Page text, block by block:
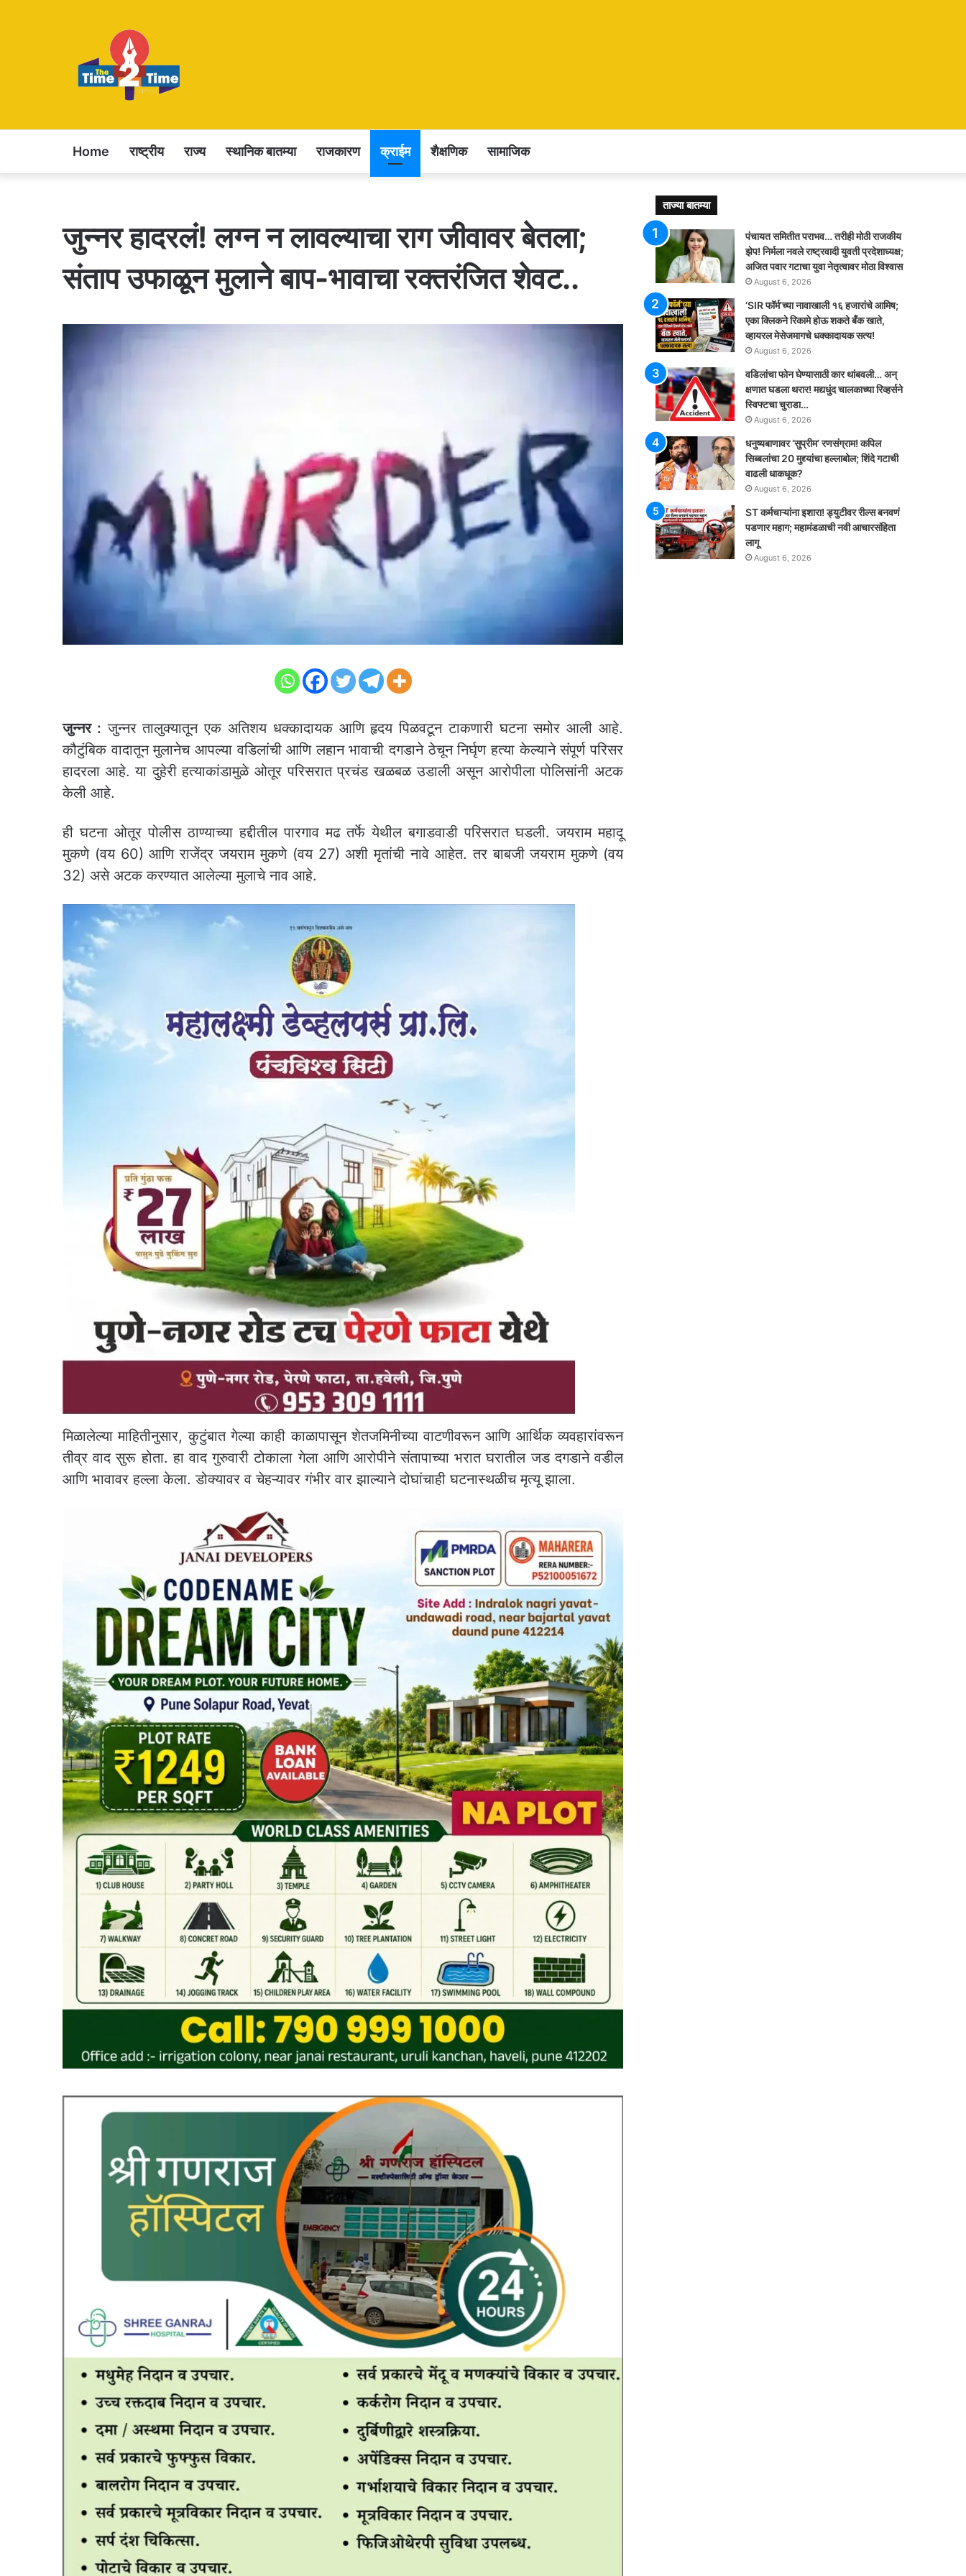
Home राष्ट्रीय राज्य स्थानिक बातम्या राजकारण क्राईम शैक्षणिक सामाजिक
जुन्नर हादरलं! लग्न न लावल्याचा राग जीवावर बेतला;
संताप उफाळून मुलाने बाप-भावाचा रक्तरंजित शेवट..
जुन्नर : जुन्नर तालुक्यातून एक अतिशय धक्कादायक आणि हृदय पिळवटून टाकणारी घटना समोर आली आहे.
कौटुंबिक वादातून मुलानेच आपल्या वडिलांची आणि लहान भावाची दगडाने ठेचून निर्घृण हत्या केल्याने संपूर्ण परिसर
हादरला आहे. या दुहेरी हत्याकांडामुळे ओतूर परिसरात प्रचंड खळबळ उडाली असून आरोपीला पोलिसांनी अटक
केली आहे.
ही घटना ओतूर पोलीस ठाण्याच्या हद्दीतील पारगाव मढ तर्फे येथील बगाडवाडी परिसरात घडली. जयराम महादू
मुकणे (वय 60) आणि राजेंद्र जयराम मुकणे (वय 27) अशी मृतांची नावे आहेत. तर बाबजी जयराम मुकणे (वय
32) असे अटक करण्यात आलेल्या मुलाचे नाव आहे.
मिळालेल्या माहितीनुसार, कुटुंबात गेल्या काही काळापासून शेतजमिनीच्या वाटणीवरून आणि आर्थिक व्यवहारांवरून
तीव्र वाद सुरू होता. हा वाद गुरुवारी टोकाला गेला आणि आरोपीने संतापाच्या भरात घरातील जड दगडाने वडील
आणि भावावर हल्ला केला. डोक्यावर व चेहऱ्यावर गंभीर वार झाल्याने दोघांचाही घटनास्थळीच मृत्यू झाला.
ताज्या बातम्या
पंचायत समितीत पराभव… तरीही मोठी राजकीय
झेप! निर्मला नवले राष्ट्रवादी युवती प्रदेशाध्यक्ष;
अजित पवार गटाचा युवा नेतृत्वावर मोठा विश्वास
August 6, 2026
‘SIR फॉर्म’च्या नावाखाली १६ हजारांचे आमिष;
एका क्लिकने रिकामे होऊ शकते बँक खाते,
व्हायरल मेसेजमागचे धक्कादायक सत्य!
August 6, 2026
वडिलांचा फोन घेण्यासाठी कार थांबवली… अन्
क्षणात घडला थरार! मद्यधुंद चालकाच्या रिव्हर्सने
स्विफ्टचा चुराडा…
August 6, 2026
धनुष्यबाणावर ‘सुप्रीम’ रणसंग्राम! कपिल
सिब्बलांचा 20 मुद्द्यांचा हल्लाबोल; शिंदे गटाची
वाढली धाकधूक?
August 6, 2026
ST कर्मचाऱ्यांना इशारा! ड्युटीवर रील्स बनवणं
पडणार महाग; महामंडळाची नवी आचारसंहिता
लागू
August 6, 2026